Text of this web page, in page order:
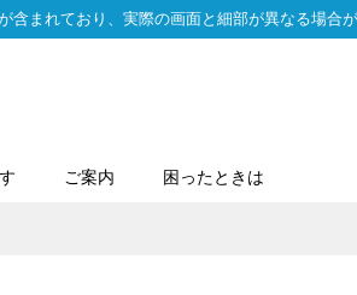
まれており、実際の画面と細部が異なる場合が
ご案内 困ったときは